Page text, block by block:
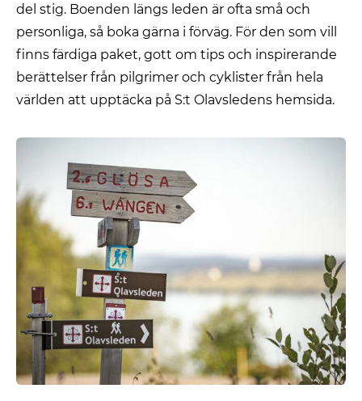
del stig. Boenden längs leden är ofta små och
personliga, så boka gärna i förväg. För den som vill
finns färdiga paket, gott om tips och inspirerande
berättelser från pilgrimer och cyklister från hela
världen att upptäcka på S:t Olavsledens hemsida.